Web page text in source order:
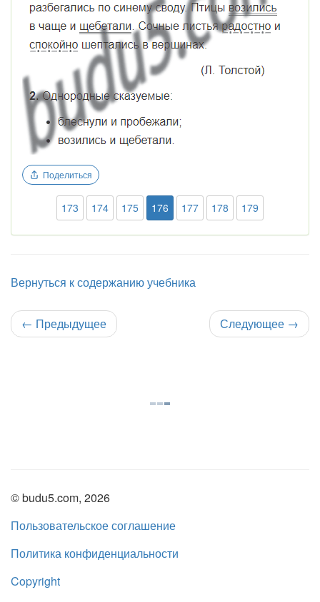
Поделиться
173 174 175 176 177 178 179
Вернуться к содержанию учебника
← Предыдущее Следующее →
© budu5.com, 2026
Пользовательское соглашение
Политика конфиденциальности
Copyright